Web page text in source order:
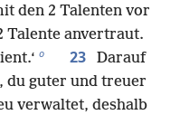
den 2 Talenten vor
Talente anvertraut.
o 23
Darauf
du guter und treuer
verwaltet, deshalb